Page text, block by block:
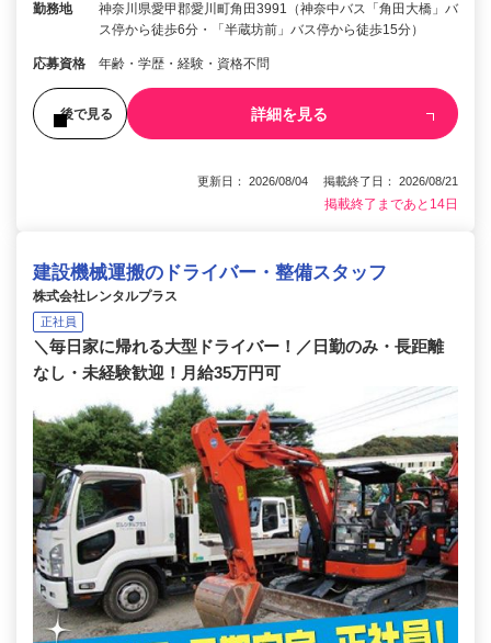
勤務地
神奈川県愛甲郡愛川町角田3991（神奈中バス「角田大橋」バ
ス停から徒歩6分・「半蔵坊前」バス停から徒歩15分）
応募資格 年齢・学歴・経験・資格不問
後で見る 詳細を見る
更新日： 2026/08/04 掲載終了日： 2026/08/21
掲載終了まであと14日
建設機械運搬のドライバー・整備スタッフ
株式会社レンタルプラス
正社員
＼毎日家に帰れる大型ドライバー！／日勤のみ・長距離
なし・未経験歓迎！月給35万円可